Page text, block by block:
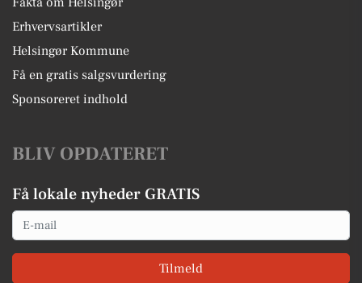
Erhvervsartikler
Helsingør Kommune
Få en gratis salgsvurdering
Sponsoreret indhold
BLIV OPDATERET
Få lokale nyheder GRATIS
Email
Tilmeld